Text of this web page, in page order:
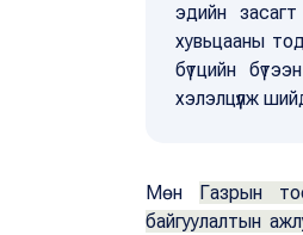
эдийн засагт
хувьцааны
бүтцийн
хэлэлцүүлж
Мөн
Газрын
байгуулалтын